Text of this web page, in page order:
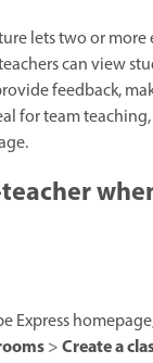
lets two or
can view
feedback,
for team
Express
>Create a